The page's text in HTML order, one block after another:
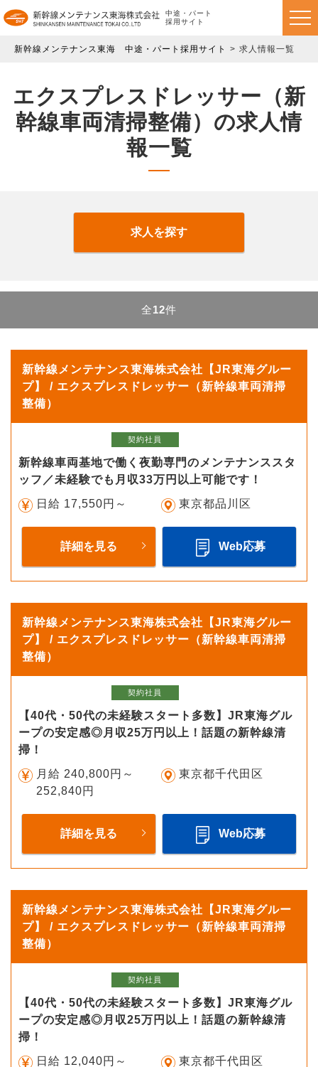
中途・パート
採用サイト
新幹線メンテナンス東海 中途・パート採用サイト 求人情報一覧
エクスプレスドレッサー（新
幹線車両清掃整備）の求人情
報一覧
求人を探す
全12件
新幹線メンテナンス東海株式会社【JR東海グルー
プ】 / エクスプレスドレッサー（新幹線車両清掃
整備）
契約社員
新幹線車両基地で働く夜勤専門のメンテナンススタ
ッフ／未経験でも月収33万円以上可能です！
日給 17,550円～
東京都品川区
詳細を見る Web応募
新幹線メンテナンス東海株式会社【JR東海グルー
プ】 / エクスプレスドレッサー（新幹線車両清掃
整備）
契約社員
【40代・50代の未経験スタート多数】JR東海グル
ープの安定感◎月収25万円以上！話題の新幹線清
掃！
月給 240,800円～
252,840円
東京都千代田区
詳細を見る Web応募
新幹線メンテナンス東海株式会社【JR東海グルー
プ】 / エクスプレスドレッサー（新幹線車両清掃
整備）
契約社員
【40代・50代の未経験スタート多数】JR東海グル
ープの安定感◎月収25万円以上！話題の新幹線清
掃！
日給 12,040円～
東京都千代田区